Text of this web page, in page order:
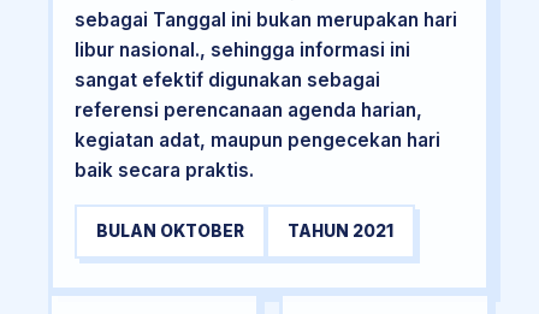
sebagai Tanggal ini bukan merupakan hari
libur nasional., sehingga informasi ini
sangat efektif digunakan sebagai
referensi perencanaan agenda harian,
kegiatan adat, maupun pengecekan hari
baik secara praktis.
BULAN OKTOBER TAHUN 2021